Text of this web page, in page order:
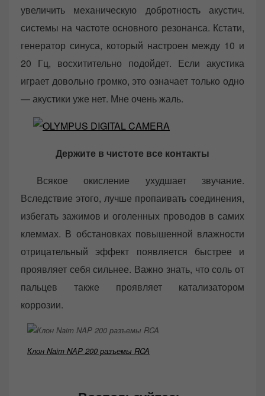
увеличить механическую добротность акустич.
системы на частоте основного резонанса. Кстати,
генератор синуса, который настроен между 10 и
20 Гц, восхитительно подойдет. Если акустика
играет довольно громко, это означает только одно
— акустики уже нет. Мне очень жаль.
Держите в чистоте все контакты
Всякое окисление ухудшает звучание.
Вследствие этого, лучше пропаивать соединения,
избегать зажимов и оголенных проводов в самих
клеммах. В обстановках повышенной влажности
отрицательный эффект появляется быстрее и
проявляет себя сильнее. Важно знать, что соль от
пальцев также проявляет катализатором
коррозии.
Клон Naim NAP 200 разъемы RCA